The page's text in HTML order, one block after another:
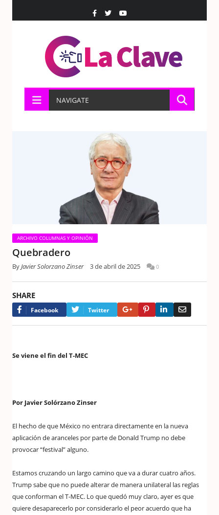
NAVIGATE
ARCHIVO COLUMNAS Y OPINIÓN
Quebradero
ByJavier Solorzano Zinser 3 de abril de 2025 0
SHARE
Facebook Twitter Google+PinterestLinkedIn
Se viene el fin del T-MEC
Por Javier Solórzano Zinser
El hecho de que México no entrara directamente en la nueva
aplicación de aranceles por parte de Donald Trump no debe
provocar “festival” alguno.
Estamos cruzando un largo camino que va a durar cuatro años.
Trump sabe que no puede alterar de manera unilateral las reglas
que conforman el T-MEC. Lo que quedó muy claro, ayer es que
quiere desaparecerlo por considerarlo el peor acuerdo que ha